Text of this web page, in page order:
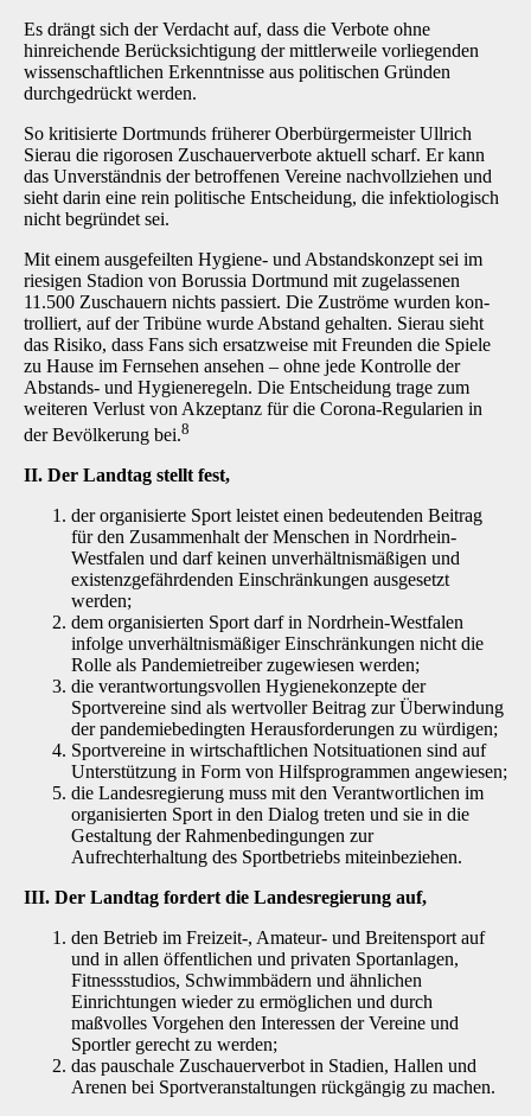
Es drängt sich der Verdacht auf, dass die Verbote ohne
hinreichende Berücksichtigung der mittlerweile vorliegenden
wissenschaftlichen Erkenntnisse aus politischen Gründen
durchge­drückt werden.
So kritisierte Dortmunds früherer Oberbürgermeister Ullrich
Sierau die rigorosen Zuschauer­verbote aktuell scharf. Er kann
das Unverständnis der betroffenen Vereine nachvollziehen und
sieht darin eine rein politische Entscheidung, die infektiologisch
nicht begründet sei.
Mit einem ausgefeilten Hygiene- und Abstandskonzept sei im
riesigen Stadion von Borussia Dortmund mit zugelassenen
11.500 Zuschauern nichts passiert. Die Zuströme wurden kon­
trolliert, auf der Tribüne wurde Abstand gehalten. Sierau sieht
das Risiko, dass Fans sich er­satzweise mit Freunden die Spiele
zu Hause im Fernsehen ansehen – ohne jede Kontrolle der
Abstands- und Hygieneregeln. Die Entscheidung trage zum
weiteren Verlust von Akzeptanz für die Corona-Regularien in
der Bevölkerung bei.8
II. Der Landtag stellt fest,
der organisierte Sport leistet einen bedeutenden Beitrag
für den Zusammenhalt der Menschen in Nordrhein-
Westfalen und darf keinen unverhältnismäßigen und
existenzgefährdenden Einschränkungen ausgesetzt
werden;
dem organisierten Sport darf in Nordrhein-Westfalen
infolge unverhältnismäßiger Einschränkungen nicht die
Rolle als Pandemietreiber zugewiesen werden;
die verantwortungsvollen Hygienekonzepte der
Sportvereine sind als wertvoller Beitrag zur Überwindung
der pandemiebedingten Herausforderungen zu würdigen;
Sportvereine in wirtschaftlichen Notsituationen sind auf
Unterstützung in Form von Hilfsprogrammen angewiesen;
die Landesregierung muss mit den Verantwortlichen im
organisierten Sport in den Dialog treten und sie in die
Gestaltung der Rahmenbedingungen zur
Aufrechterhaltung des Sportbetriebs miteinbeziehen.
III. Der Landtag fordert die Landesregierung auf,
den Betrieb im Freizeit-, Amateur- und Breitensport auf
und in allen öffentlichen und privaten Sportanlagen,
Fitnessstudios, Schwimmbädern und ähnlichen
Einrichtungen wieder zu ermöglichen und durch
maßvolles Vorgehen den Interessen der Vereine und
Sportler gerecht zu werden;
das pauschale Zuschauerverbot in Stadien, Hallen und
Arenen bei Sportveranstaltungen rückgängig zu machen.